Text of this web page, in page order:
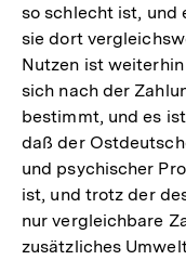
so schlecht ist, und
sie dort
Nutzen ist
sich nach der
bestimmt, und es
daß der
und psychischer
ist, und trotz der
nur vergleichbare
zusätzliches